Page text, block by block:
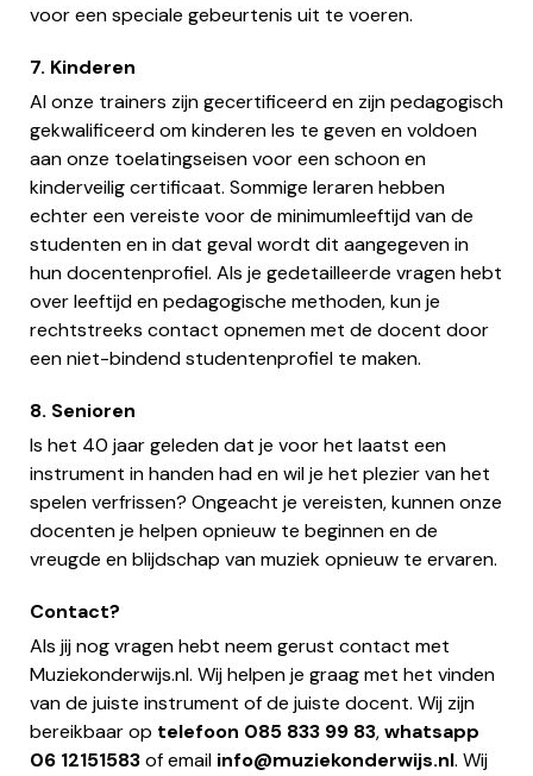
voor een speciale gebeurtenis uit te voeren.
7. Kinderen
Al onze trainers zijn gecertificeerd en zijn pedagogisch
gekwalificeerd om kinderen les te geven en voldoen
aan onze toelatingseisen voor een schoon en
kinderveilig certificaat. Sommige leraren hebben
echter een vereiste voor de minimumleeftijd van de
studenten en in dat geval wordt dit aangegeven in
hun docentenprofiel. Als je gedetailleerde vragen hebt
over leeftijd en pedagogische methoden, kun je
rechtstreeks contact opnemen met de docent door
een niet-bindend studentenprofiel te maken.
8. Senioren
Is het 40 jaar geleden dat je voor het laatst een
instrument in handen had en wil je het plezier van het
spelen verfrissen? Ongeacht je vereisten, kunnen onze
docenten je helpen opnieuw te beginnen en de
vreugde en blijdschap van muziek opnieuw te ervaren.
Contact?
Als jij nog vragen hebt neem gerust contact met
Muziekonderwijs.nl. Wij helpen je graag met het vinden
van de juiste instrument of de juiste docent. Wij zijn
bereikbaar op telefoon 085 833 99 83,whatsapp
06 12151583of email info@muziekonderwijs.nl. Wij